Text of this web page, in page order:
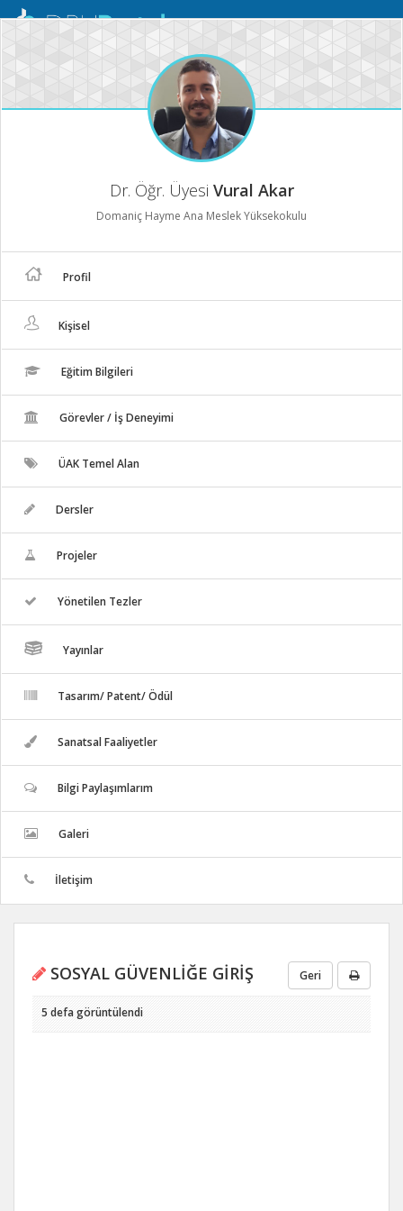
Mobil
Dr. Öğr. Üyesi Vural Akar
Domaniç Hayme Ana Meslek Yüksekokulu
Profil
Kişisel
Eğitim Bilgileri
Görevler / İş Deneyimi
ÜAK Temel Alan
Dersler
Projeler
Yönetilen Tezler
Yayınlar
Tasarım/ Patent/ Ödül
Sanatsal Faaliyetler
Bilgi Paylaşımlarım
Galeri
İletişim
SOSYAL GÜVENLİĞE GİRİŞ Geri
5 defa görüntülendi